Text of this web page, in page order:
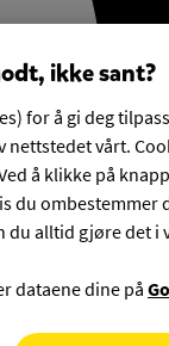
ikke sant?
for å gi deg
vårt.
å klikke på
du ombestemmer
alltid gjøre det i
dataene dine på